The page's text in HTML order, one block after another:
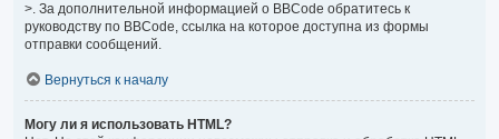
>. За дополнительной информацией о BBCode обратитесь к
руководству по BBCode, ссылка на которое доступна из формы
отправки сообщений.
Вернуться к началу
Могу ли я использовать HTML?